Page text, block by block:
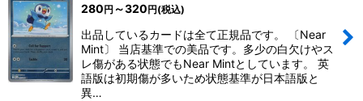
280円 ～320円(税込)
出品しているカードは全て正規品です。 〔Near
Mint〕 当店基準での美品です。多少の白欠けやス
レ傷がある状態でもNear Mintとしています。 英
語版は初期傷が多いため状態基準が日本語版と
異…